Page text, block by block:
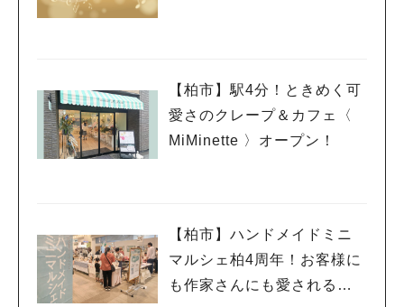
【柏市】駅4分！ときめく可
愛さのクレープ＆カフェ〈
MiMinette 〉オープン！
【柏市】ハンドメイドミニ
マルシェ柏4周年！お客様に
も作家さんにも愛されるマ